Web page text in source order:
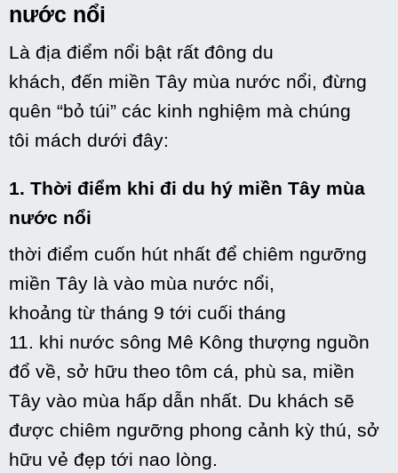
nước nổi
Là địa điểm nổi bật rất đông du
khách, đến miền Tây mùa nước nổi, đừng
quên “bỏ túi” các kinh nghiệm mà chúng
tôi mách dưới đây:
1. Thời điểm khi đi du hý miền Tây mùa
nước nổi
thời điểm cuốn hút nhất để chiêm ngưỡng
miền Tây là vào mùa nước nổi,
khoảng từ tháng 9 tới cuối tháng
11. khi nước sông Mê Kông thượng nguồn
đổ về, sở hữu theo tôm cá, phù sa, miền
Tây vào mùa hấp dẫn nhất. Du khách sẽ
được chiêm ngưỡng phong cảnh kỳ thú, sở
hữu vẻ đẹp tới nao lòng.